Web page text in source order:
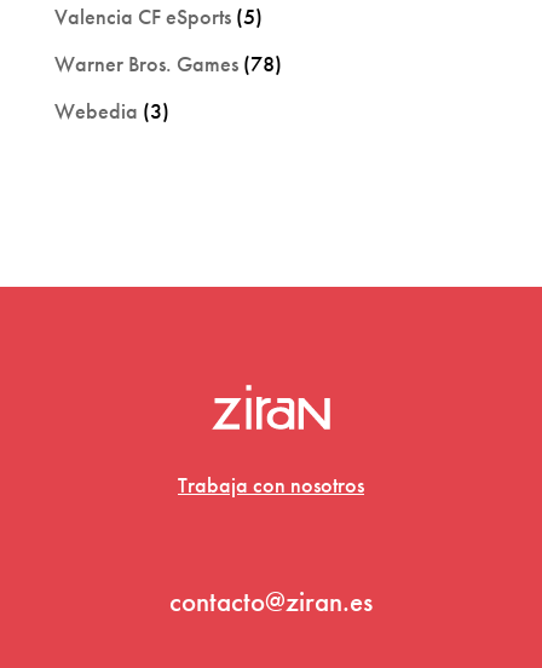
Valencia CF eSports(5)
Warner Bros. Games(78)
Webedia (3)
Trabaja con nosotros
contacto@ziran.es